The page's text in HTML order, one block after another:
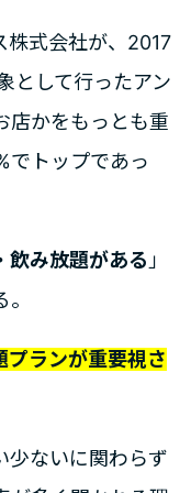
株式会社が、2017
として行ったアン
店かをもっとも重
でトップであっ
飲み放題がある 」
プランが重要視さ
少ないに関わらず